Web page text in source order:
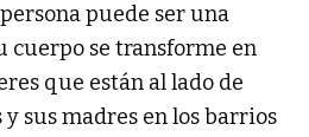
puede ser una
cuerpo se transforme en
que están al lado de
sus madres en los barrios